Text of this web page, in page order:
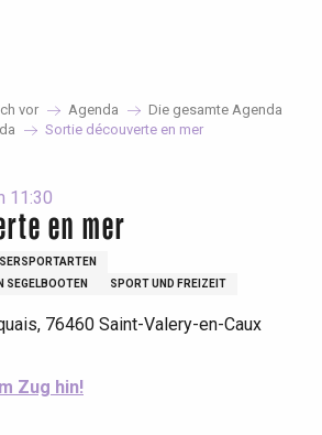
vor Agenda
Die gesamte Agenda
Sortie découverte en mer
11:30
en mer
SEGELBOOTEN
SPORT UND FREIZEIT
76460 Saint-Valery-en-Caux
Zug hin!
favoris